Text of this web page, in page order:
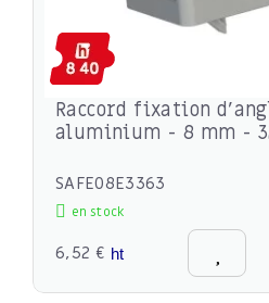
Raccord fixation
aluminium - 8 mm -
SAFE08E3363
en stock
6,52 € ht